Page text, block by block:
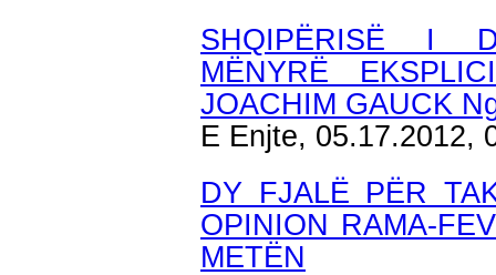
SHQIPËRISË I
MËNYRË
JOACHIM GAUCK
E Enjte, 05.17.2012,
DY FJALË PËR
OPINION RAMA-
METËN